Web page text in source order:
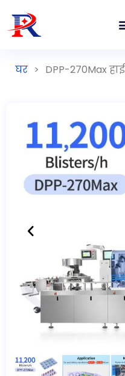
घर > DPP-270Max